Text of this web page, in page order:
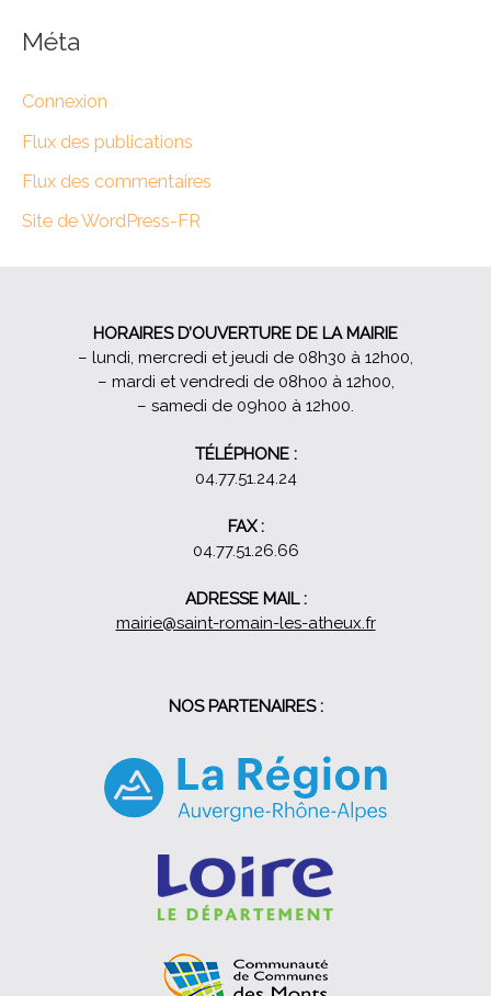
Méta
Connexion
Flux des publications
Flux des commentaires
Site de WordPress-FR
NOS PARTENAIRES :
HORAIRES D’OUVERTURE DE LA MAIRIE
– lundi, mercredi et jeudi de 08h30 à 12h00,
– mardi et vendredi de 08h00 à 12h00,
– samedi de 09h00 à 12h00.
TÉLÉPHONE :
04.77.51.24.24
FAX :
04.77.51.26.66
ADRESSE MAIL :
mairie@saint-romain-les-atheux.fr